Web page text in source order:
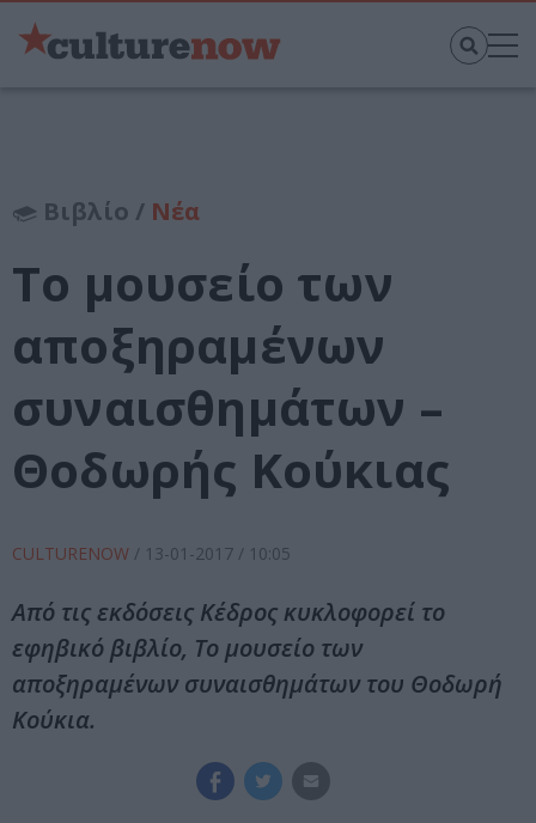
Βιβλίο / Νέα
Το μουσείο των
αποξηραμένων
συναισθημάτων –
Θοδωρής Κούκιας
CULTURENOW / 13-01-2017 / 10:05
Από τις εκδόσεις Κέδρος κυκλοφορεί το
εφηβικό βιβλίο, Το μουσείο των
αποξηραμένων συναισθημάτων του Θοδωρή
Κούκια.